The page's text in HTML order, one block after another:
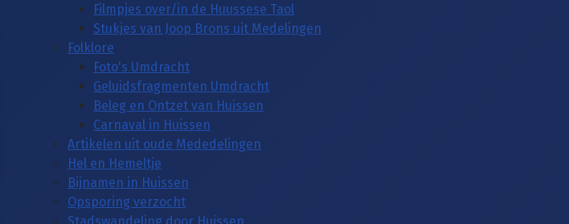
Filmpjes over/in de Huussese Taol
Stukjes van Joop Brons uit Medelingen
Folklore
Foto's Umdracht
Geluidsfragmenten Umdracht
Beleg en Ontzet van Huissen
Carnaval in Huissen
Artikelen uit oude Mededelingen
Hel en Hemeltje
Bijnamen in Huissen
Opsporing verzocht